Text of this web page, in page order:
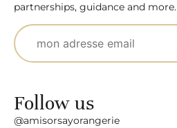
partnerships, guidance and more.
Follow us
@amisorsayorangerie